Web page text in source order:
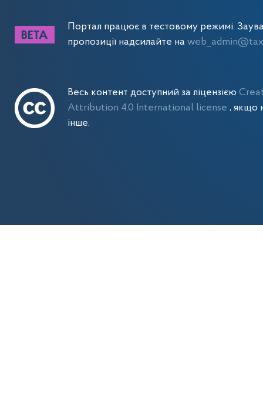
Портал працює в тестовому режимі.
пропозиції надсилайте на
Весь контент доступний за ліцензією
Attribution 4.0 International license , якщо
інше.